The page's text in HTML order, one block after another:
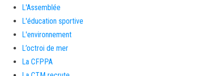
L'Assemblée
L'éducation sportive
L'environnement
L’octroi de mer
La CFPPA